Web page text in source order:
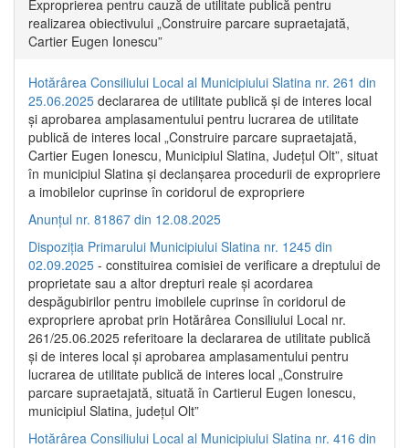
Exproprierea pentru cauză de utilitate publică pentru
realizarea obiectivului „Construire parcare supraetajată,
Cartier Eugen Ionescu”
Hotărârea Consiliului Local al Municipiului Slatina nr. 261 din
25.06.2025 declararea de utilitate publică și de interes local
și aprobarea amplasamentului pentru lucrarea de utilitate
publică de interes local „Construire parcare supraetajată,
Cartier Eugen Ionescu, Municipiul Slatina, Județul Olt”, situat
în municipiul Slatina și declanșarea procedurii de expropriere
a imobilelor cuprinse în coridorul de expropriere
Anunțul nr. 81867 din 12.08.2025
Dispoziția Primarului Municipiului Slatina nr. 1245 din
02.09.2025 - constituirea comisiei de verificare a dreptului de
proprietate sau a altor drepturi reale și acordarea
despăgubirilor pentru imobilele cuprinse în coridorul de
expropriere aprobat prin Hotărârea Consiliului Local nr.
261/25.06.2025 referitoare la declararea de utilitate publică
și de interes local și aprobarea amplasamentului pentru
lucrarea de utilitate publică de interes local „Construire
parcare supraetajată, situată în Cartierul Eugen Ionescu,
municipiul Slatina, județul Olt”
Hotărârea Consiliului Local al Municipiului Slatina nr. 416 din